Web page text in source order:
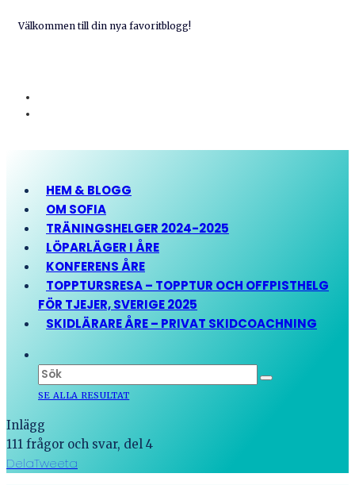
Välkommen till din nya favoritblogg!
HEM & BLOGG
OM SOFIA
TRÄNINGSHELGER 2024-2025
LÖPARLÄGER I ÅRE
KONFERENS ÅRE
TOPPTURSRESA – TOPPTUR OCH OFFPISTHELG
FÖR TJEJER, SVERIGE 2025
SKIDLÄRARE ÅRE – PRIVAT SKIDCOACHNING
SE ALLA RESULTAT
Inlägg
111 frågor och svar, del 4
DelaTweeta